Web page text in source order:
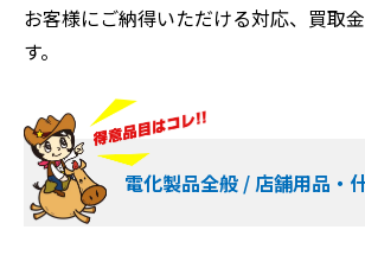
お客様にご納得いただける対応、買取
す。
電化製品全般 / 店舗用品・